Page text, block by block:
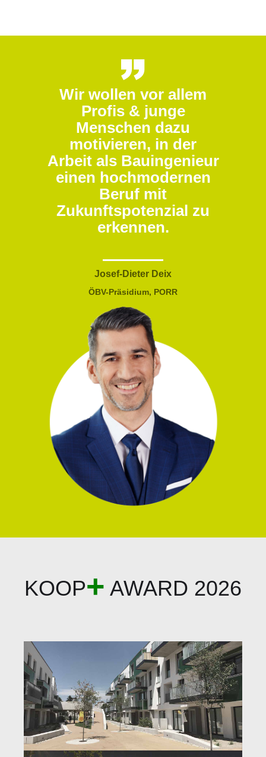
Wir wollen vor allem
Profis & junge
Menschen dazu
motivieren, in der
Arbeit als Bauingenieur
einen hochmodernen
Beruf mit
Zukunftspotenzial zu
erkennen.
Josef-Dieter Deix
ÖBV-Präsidium, PORR
KOOP+ AWARD 2026